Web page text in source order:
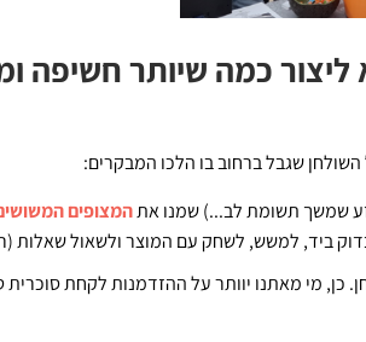
כמה שיותר חשיפה
שגבל ברחוב בו הלכו המבקרים:
שמשך תשומת לב...) שמנו אתהמצופים
ביד, למשש, לשחק עם המוצר ולשאול שאלות
כן, מי מאתנו יוותר על ההזדמנות לקחת